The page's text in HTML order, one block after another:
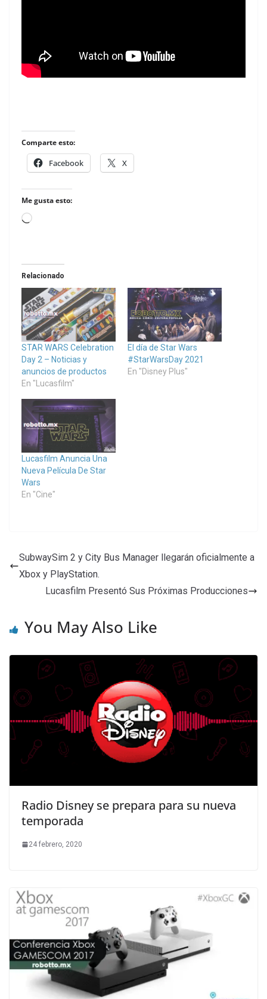
Comparte esto:
Facebook X
Me gusta esto:
Loading…
Relacionado
STAR WARS Celebration
Day 2 – Noticias y
anuncios de productos
En "Lucasfilm"
El día de Star Wars
#StarWarsDay 2021
En "Disney Plus"
Lucasfilm Anuncia Una
Nueva Película De Star
Wars
En "Cine"
SubwaySim 2 y City Bus Manager llegarán oficialmente a
Xbox y PlayStation.
Lucasfilm Presentó Sus Próximas Producciones
You May Also Like
Radio Disney se prepara para su nueva
temporada
24 febrero, 2020